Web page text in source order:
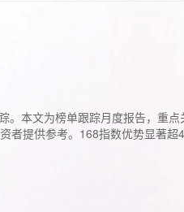
本文为榜单跟踪月度报告，重
者提供参考。168指数优势显著